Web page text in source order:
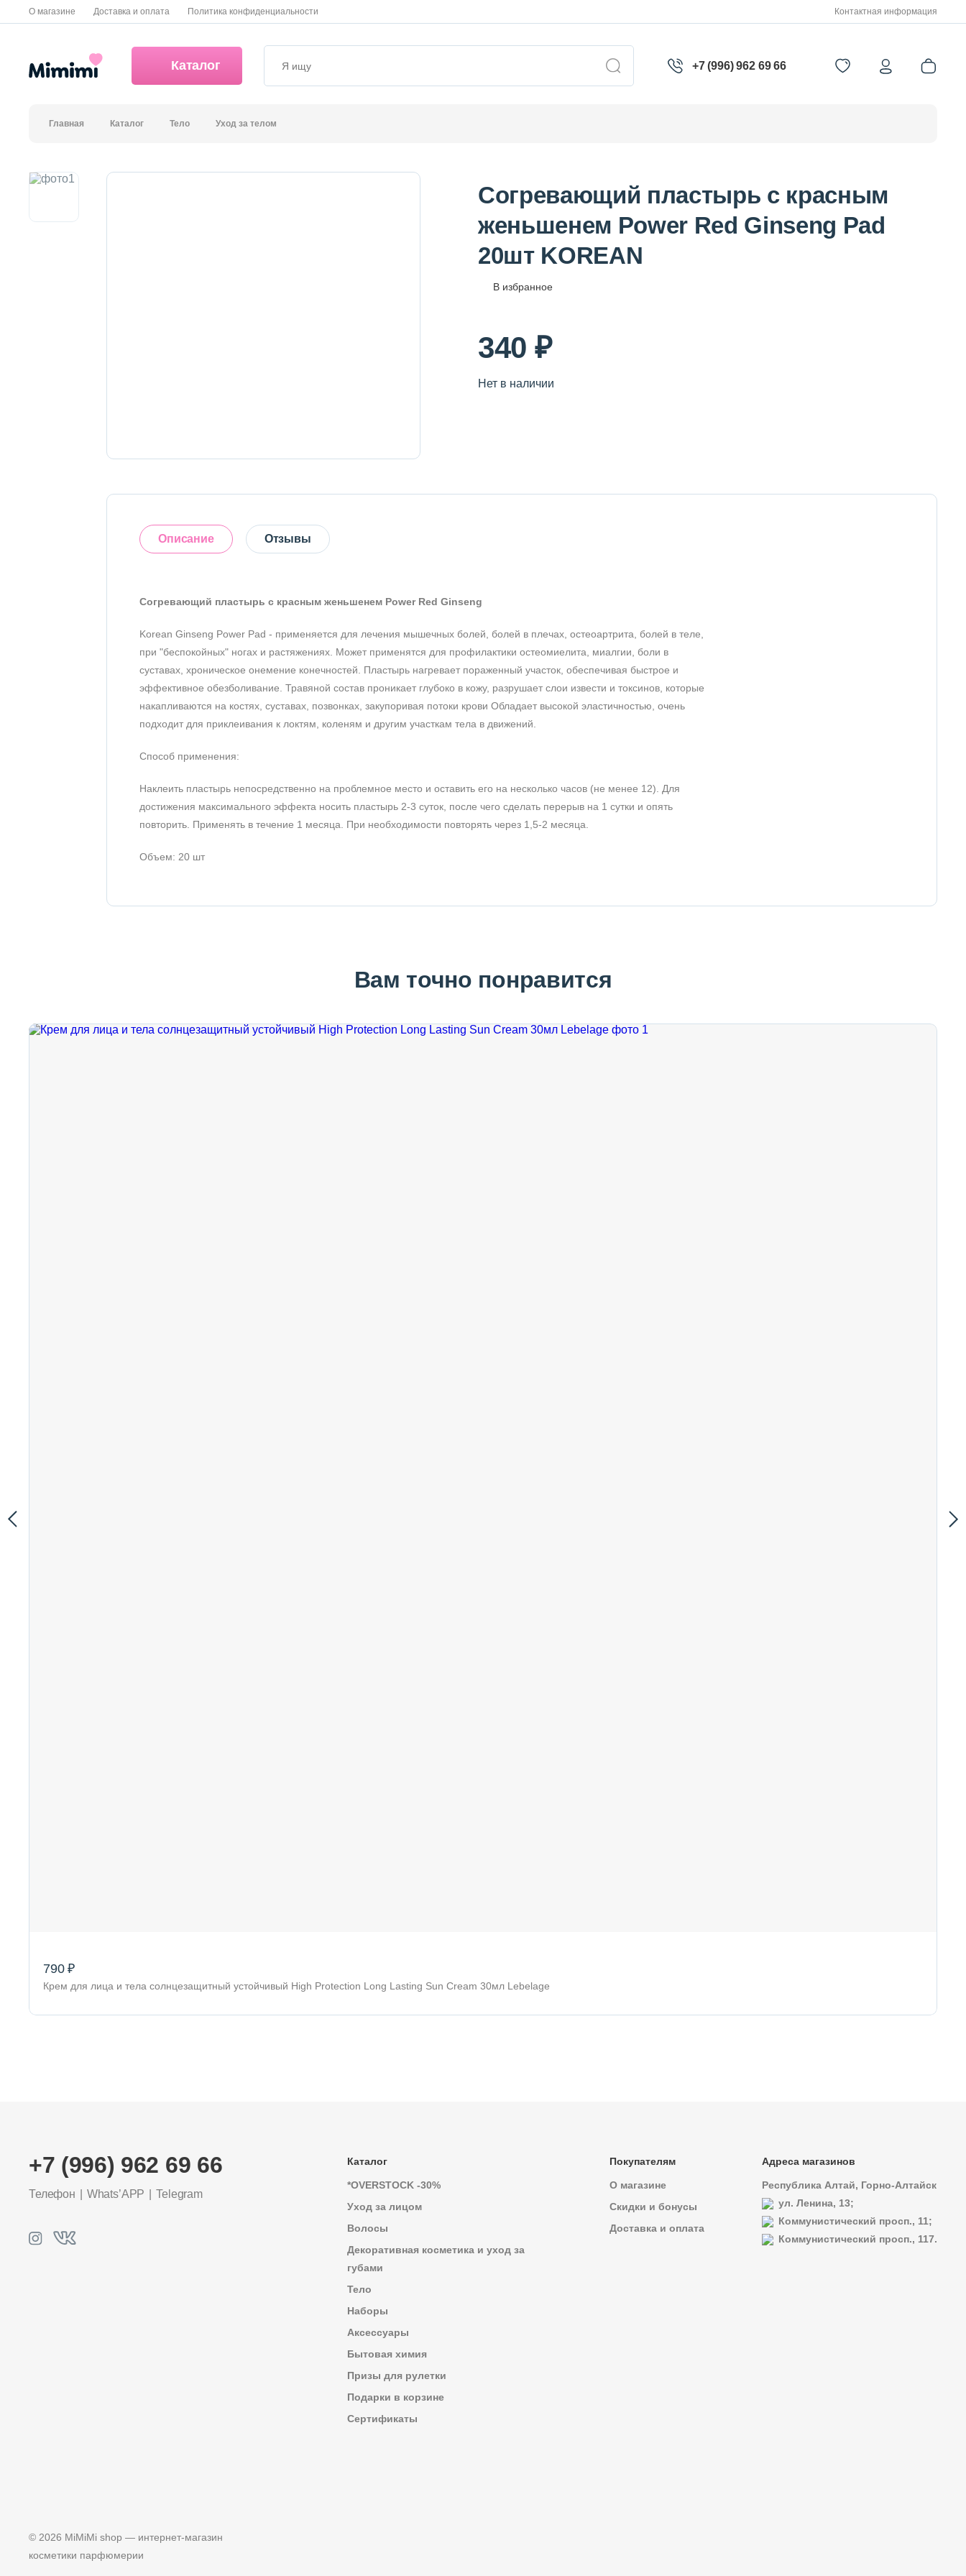
О магазине Доставка и оплата Политика конфиденциальности Контактная информация
Каталог +7 (996) 962 69 66
Главная Каталог Тело Уход за телом
Согревающий пластырь с красным
женьшенем Power Red Ginseng Pad
20шт KOREAN
В избранное
340 ₽
Нет в наличии
Описание Отзывы
Согревающий пластырь с красным женьшенем Power Red Ginseng
Korean Ginseng Power Pad - применяется для лечения мышечных болей, болей в плечах, остеоартрита, болей в теле,
при "беспокойных" ногах и растяжениях. Может применятся для профилактики остеомиелита, миалгии, боли в
суставах, хроническое онемение конечностей. Пластырь нагревает пораженный участок, обеспечивая быстрое и
эффективное обезболивание. Травяной состав проникает глубоко в кожу, разрушает слои извести и токсинов, которые
накапливаются на костях, суставах, позвонках, закупоривая потоки крови Обладает высокой эластичностью, очень
подходит для приклеивания к локтям, коленям и другим участкам тела в движений.
Способ применения:
Наклеить пластырь непосредственно на проблемное место и оставить его на несколько часов (не менее 12). Для
достижения максимального эффекта носить пластырь 2-3 суток, после чего сделать перерыв на 1 сутки и опять
повторить. Применять в течение 1 месяца. При необходимости повторять через 1,5-2 месяца.
Объем: 20 шт
Оставить отзыв
Вам точно понравится
790 ₽
Крем для лица и тела солнцезащитный устойчивый High Protection Long Lasting Sun Cream 30мл Lebelage
+7 (996) 962 69 66
Телефон Whats’APP Telegram
Каталог
*OVERSTOCK -30%
Уход за лицом
Волосы
Декоративная косметика и уход за
губами
Тело
Наборы
Аксессуары
Бытовая химия
Призы для рулетки
Подарки в корзине
Сертификаты
Покупателям
О магазине
Скидки и бонусы
Доставка и оплата
Адреса магазинов
Республика Алтай, Горно-Алтайск
ул. Ленина, 13;
Коммунистический просп., 11;
Коммунистический просп., 117.
© 2026 MiMiMi shop — интернет-магазин
косметики парфюмерии